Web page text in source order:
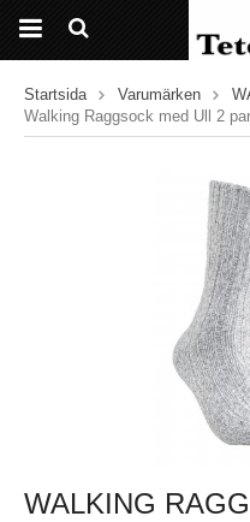
Startsida Varumärken
Walking Raggsock med Ull 2
WALKING